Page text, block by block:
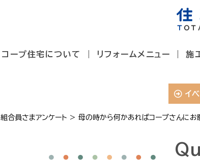
コープ住宅について リフォームメニュー 施
イ
組合員さまアンケート > 母の時から何かあればコープさんにお